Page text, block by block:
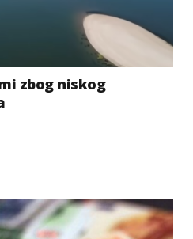
zbog niskog